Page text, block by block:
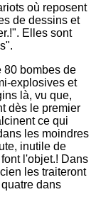
où reposent
de dessins et
Elles sont
80 bombes de
explosives et
là, vu que,
dès le premier
ce qui
les moindres
inutile de
l'objet.! Dans
les traiteront
dans